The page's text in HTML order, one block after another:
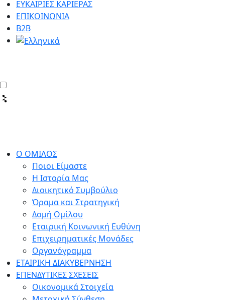
ΕΥΚΑΙΡΙΕΣ ΚΑΡΙΕΡΑΣ
ΕΠΙΚΟΙΝΩΝΙΑ
Β2Β
Ο ΟΜΙΛΟΣ
Ποιοι Είμαστε
Η Ιστορία Μας
Διοικητικό Συμβούλιο
Όραμα και Στρατηγική
Δομή Ομίλου
Εταιρική Κοινωνική Ευθύνη
Επιχειρηματικές Μονάδες
Οργανόγραμμα
ΕΤΑΙΡΙΚΗ ΔΙΑΚΥΒΕΡΝΗΣΗ
ΕΠΕΝΔΥΤΙΚΕΣ ΣΧΕΣΕΙΣ
Οικονομικά Στοιχεία